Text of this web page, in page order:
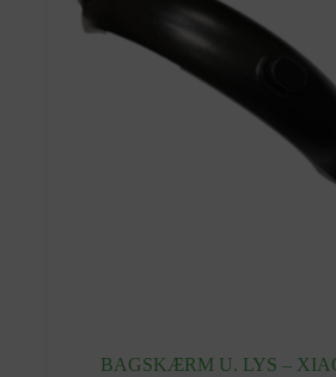
BAGSKÆRM U. LYS –